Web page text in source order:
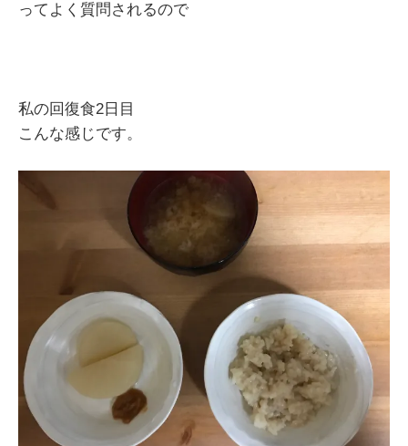
ってよく質問されるので
私の回復食2日目
こんな感じです。